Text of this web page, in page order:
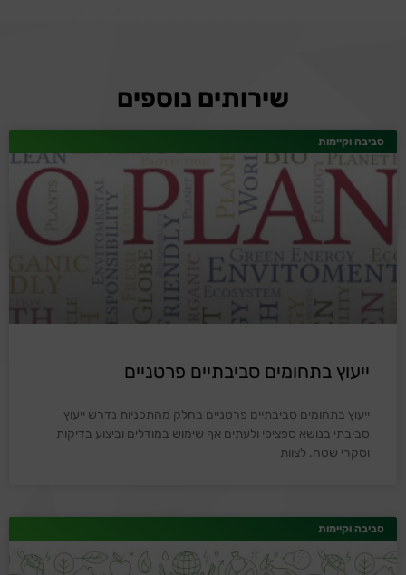
שירותים נוספים
סביבה וקיימות
ייעוץ בתחומים סביבתיים פרטניים
ייעוץ בתחומים סביבתיים פרטניים בחלק מהתכניות נדרש ייעוץ
סביבתי בנושא ספציפי ולעתים אף שימוש במודלים וביצוע בדיקות
וסקרי שטח. לצוות
סביבה וקיימות